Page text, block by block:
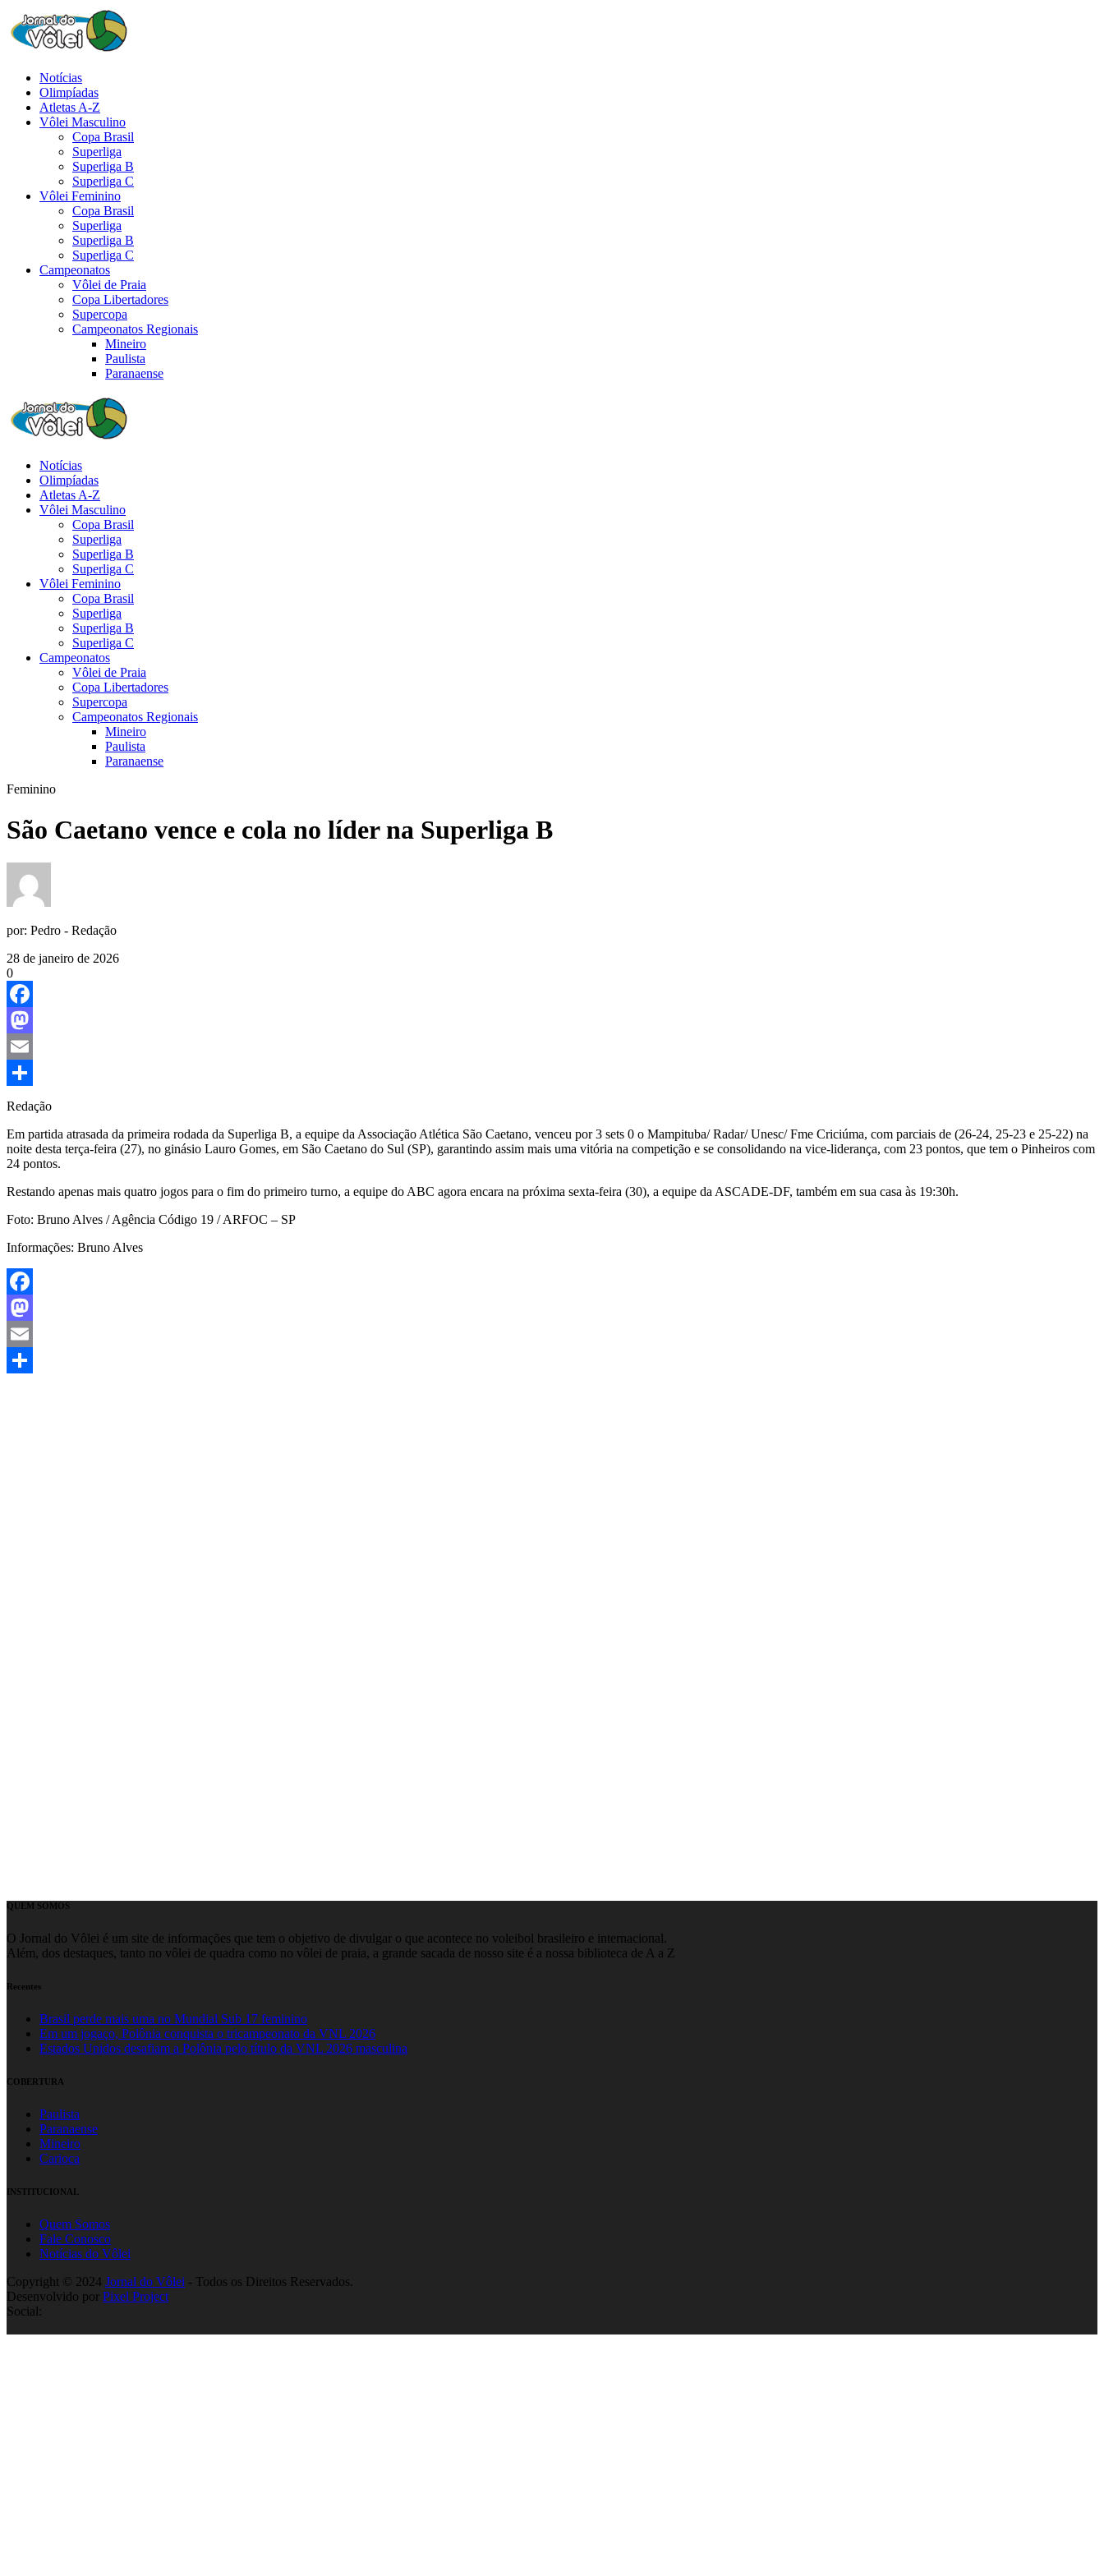
Notícias
Olimpíadas
Atletas A-Z
Vôlei Masculino
Copa Brasil
Superliga
Superliga B
Superliga C
Vôlei Feminino
Copa Brasil
Superliga
Superliga B
Superliga C
Campeonatos
Vôlei de Praia
Copa Libertadores
Supercopa
Campeonatos Regionais
Mineiro
Paulista
Paranaense
Notícias
Olimpíadas
Atletas A-Z
Vôlei Masculino
Copa Brasil
Superliga
Superliga B
Superliga C
Vôlei Feminino
Copa Brasil
Superliga
Superliga B
Superliga C
Campeonatos
Vôlei de Praia
Copa Libertadores
Supercopa
Campeonatos Regionais
Mineiro
Paulista
Paranaense
Feminino
São Caetano vence e cola no líder na Superliga B
por: Pedro - Redação
28 de janeiro de 2026
0
Facebook
Mastodon
Email
Share
Redação
Em partida atrasada da primeira rodada da Superliga B, a equipe da Associação Atlética São Caetano, venceu por 3 sets 0 o Mampituba/ Radar/ Unesc/ Fme Criciúma, com parciais de (26-24, 25-23 e 25-22) na
noite desta terça-feira (27), no ginásio Lauro Gomes, em São Caetano do Sul (SP), garantindo assim mais uma vitória na competição e se consolidando na vice-liderança, com 23 pontos, que tem o Pinheiros com
24 pontos.
Restando apenas mais quatro jogos para o fim do primeiro turno, a equipe do ABC agora encara na próxima sexta-feira (30), a equipe da ASCADE-DF, também em sua casa às 19:30h.
Foto: Bruno Alves / Agência Código 19 / ARFOC – SP
Informações: Bruno Alves
Facebook
Mastodon
Email
QUEM SOMOS
O Jornal do Vôlei é um site de informações que tem o objetivo de divulgar o que acontece no voleibol brasileiro e internacional.
Além, dos destaques, tanto no vôlei de quadra como no vôlei de praia, a grande sacada de nosso site é a nossa biblioteca de A a Z
Recentes
Brasil perde mais uma no Mundial Sub 17 feminino
Em um jogaço, Polônia conquista o tricampeonato da VNL 2026
Estados Unidos desafiam a Polônia pelo título da VNL 2026 masculina
COBERTURA
Paulista
Paranaense
Mineiro
Carioca
INSTITUCIONAL
Quem Somos
Fale Conosco
Notícias do Vôlei
Copyright © 2024 Jornal do Vôlei - Todos os Direitos Reservados.
Desenvolvido por Pixel Project
Social: